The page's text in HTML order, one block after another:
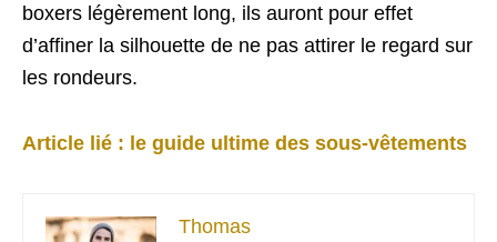
boxers légèrement long, ils auront pour effet
d’affiner la silhouette de ne pas attirer le regard sur
les rondeurs.
Article lié : le guide ultime des sous-vêtements
Thomas